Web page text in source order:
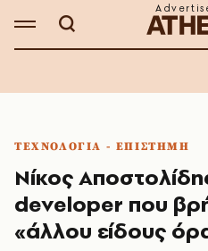
ΤΕΧΝΟΛΟΓΙΑ - ΕΠΙΣΤΗΜΗ
Νίκος
developer που
«άλλου είδους